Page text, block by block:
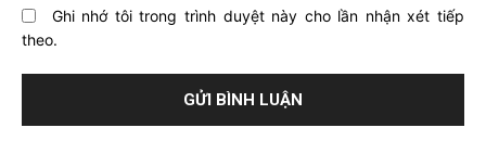
Ghi nhớ tôi trong trình duyệt này cho lần nhận xét tiếp
theo.